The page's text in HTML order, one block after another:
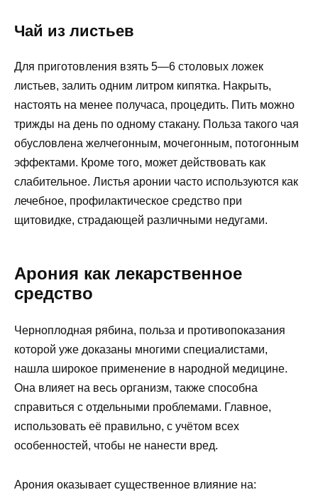
Чай из листьев
Для приготовления взять 5—6 столовых ложек
листьев, залить одним литром кипятка. Накрыть,
настоять на менее получаса, процедить. Пить можно
трижды на день по одному стакану. Польза такого чая
обусловлена желчегонным, мочегонным, потогонным
эффектами. Кроме того, может действовать как
слабительное. Листья аронии часто используются как
лечебное, профилактическое средство при
щитовидке, страдающей различными недугами.
Арония как лекарственное
средство
Черноплодная рябина, польза и противопоказания
которой уже доказаны многими специалистами,
нашла широкое применение в народной медицине.
Она влияет на весь организм, также способна
справиться с отдельными проблемами. Главное,
использовать её правильно, с учётом всех
особенностей, чтобы не нанести вред.
Арония оказывает существенное влияние на: